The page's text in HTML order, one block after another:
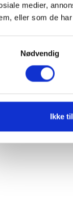
medier,
eller som de
Nødvendig
Ikke